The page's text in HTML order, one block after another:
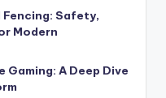
Safety,
Modern
A Deep Dive